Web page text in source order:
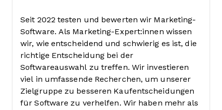
Seit 2022 testen und bewerten wir Marketing-
Software. Als Marketing-Expert:innen wissen
wir, wie entscheidend und schwierig es ist, die
richtige Entscheidung bei der
Softwareauswahl zu treffen. Wir investieren
viel in umfassende Recherchen, um unserer
Zielgruppe zu besseren Kaufentscheidungen
für Software zu verhelfen. Wir haben mehr als